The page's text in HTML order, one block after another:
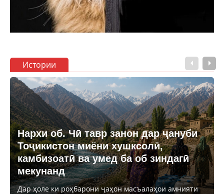
Истории
Нархи об. Чӣ тавр занон дар ҷануби
Тоҷикистон миёни хушксолӣ,
камбизоатӣ ва умед ба об зиндагӣ
мекунанд
Дар ҳоле ки роҳбарони ҷаҳон масъалаҳои амнияти